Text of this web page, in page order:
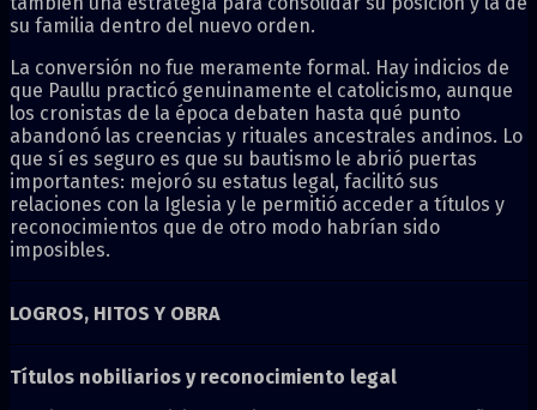
su familia dentro del nuevo orden.
La conversión no fue meramente formal. Hay indicios de
que Paullu practicó genuinamente el catolicismo, aunque
los cronistas de la época debaten hasta qué punto
abandonó las creencias y rituales ancestrales andinos. Lo
que sí es seguro es que su bautismo le abrió puertas
importantes: mejoró su estatus legal, facilitó sus
relaciones con la Iglesia y le permitió acceder a títulos y
reconocimientos que de otro modo habrían sido
imposibles.
LOGROS, HITOS Y OBRA
Títulos nobiliarios y reconocimiento legal